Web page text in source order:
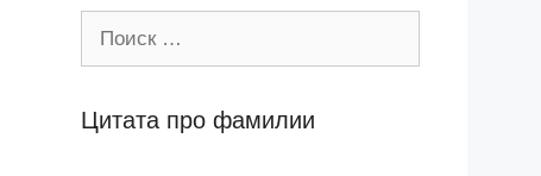
Цитата про фамилии